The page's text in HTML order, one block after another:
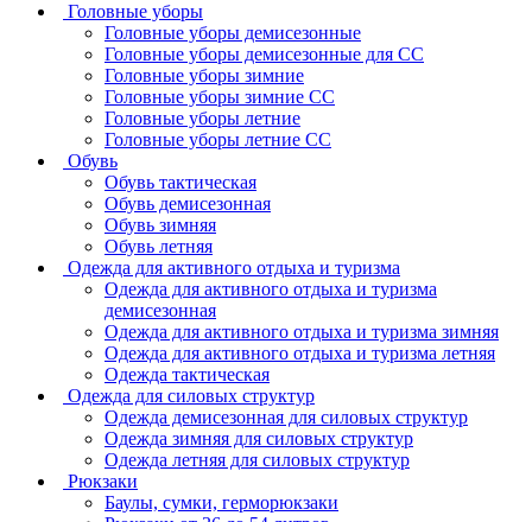
Головные уборы
Головные уборы демисезонные
Головные уборы демисезонные для СС
Головные уборы зимние
Головные уборы зимние СС
Головные уборы летние
Головные уборы летние СС
Обувь
Обувь тактическая
Обувь демисезонная
Обувь зимняя
Обувь летняя
Одежда для активного отдыха и туризма
Одежда для активного отдыха и туризма
демисезонная
Одежда для активного отдыха и туризма зимняя
Одежда для активного отдыха и туризма летняя
Одежда тактическая
Одежда для силовых структур
Одежда демисезонная для силовых структур
Одежда зимняя для силовых структур
Одежда летняя для силовых структур
Рюкзаки
Баулы, сумки, герморюкзаки